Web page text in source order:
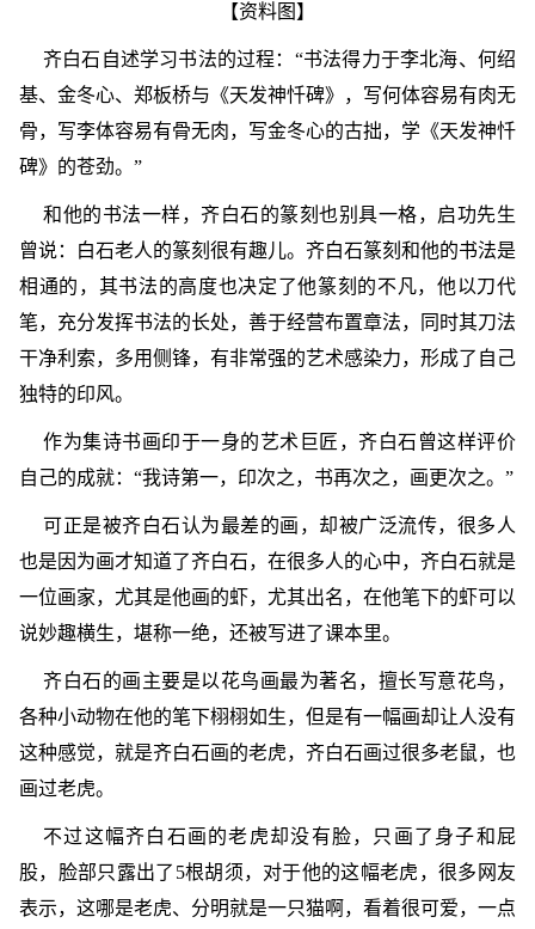
【资料图】
齐白石自述学习书法的过程：“书法得力于李北海、何绍
基、金冬心、郑板桥与《天发神忏碑》，写何体容易有肉无
骨，写李体容易有骨无肉，写金冬心的古拙，学《天发神忏
碑》的苍劲。”
和他的书法一样，齐白石的篆刻也别具一格，启功先生
曾说：白石老人的篆刻很有趣儿。齐白石篆刻和他的书法是
相通的，其书法的高度也决定了他篆刻的不凡，他以刀代
笔，充分发挥书法的长处，善于经营布置章法，同时其刀法
干净利索，多用侧锋，有非常强的艺术感染力，形成了自己
独特的印风。
作为集诗书画印于一身的艺术巨匠，齐白石曾这样评价
自己的成就：“我诗第一，印次之，书再次之，画更次之。”
可正是被齐白石认为最差的画，却被广泛流传，很多人
也是因为画才知道了齐白石，在很多人的心中，齐白石就是
一位画家，尤其是他画的虾，尤其出名，在他笔下的虾可以
说妙趣横生，堪称一绝，还被写进了课本里。
齐白石的画主要是以花鸟画最为著名，擅长写意花鸟，
各种小动物在他的笔下栩栩如生，但是有一幅画却让人没有
这种感觉，就是齐白石画的老虎，齐白石画过很多老鼠，也
画过老虎。
不过这幅齐白石画的老虎却没有脸，只画了身子和屁
股，脸部只露出了5根胡须，对于他的这幅老虎，很多网友
表示，这哪是老虎、分明就是一只猫啊，看着很可爱，一点